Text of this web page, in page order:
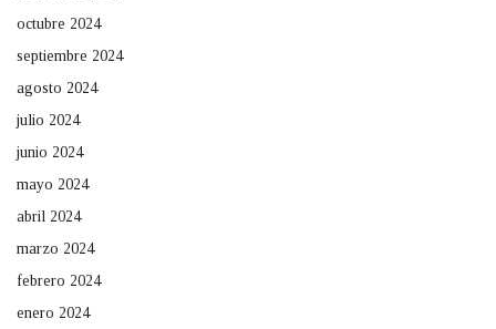
octubre 2024
septiembre 2024
agosto 2024
julio 2024
junio 2024
mayo 2024
abril 2024
marzo 2024
febrero 2024
enero 2024